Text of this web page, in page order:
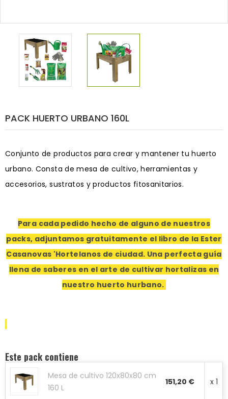
PACK HUERTO URBANO 160L
Conjunto de productos para crear y mantener tu huerto
urbano. Consta de mesa de cultivo, herramientas y
accesorios, sustratos y productos fitosanitarios.
Para cada pedido hecho de alguno de nuestros
packs, adjuntamos gratuitamente el libro de la Ester
Casanovas 'Hortelanos de ciudad. Una perfecta guía
llena de saberes en el arte de cultivar hortalizas en
nuestro huerto hurbano.
Este pack contiene
Mesa de cultivo 120x80x80 cm
160 L
151,20 € x 1